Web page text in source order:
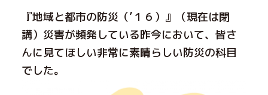
『地域と都市の防災（’１６）』（現在は閉
講）災害が頻発している昨今において、皆さ
んに見てほしい非常に素晴らしい防災の科目
でした。